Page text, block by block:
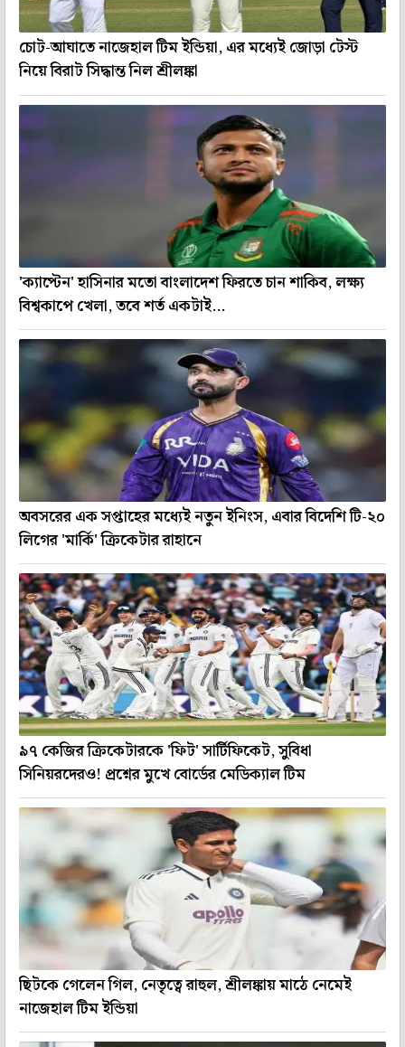
চোট-আঘাতে নাজেহাল টিম ইন্ডিয়া, এর মধ্যেই জোড়া টেস্ট
নিয়ে বিরাট সিদ্ধান্ত নিল শ্রীলঙ্কা
'ক্যাপ্টেন' হাসিনার মতো বাংলাদেশ ফিরতে চান শাকিব, লক্ষ্য
বিশ্বকাপে খেলা, তবে শর্ত একটাই...
অবসরের এক সপ্তাহের মধ্যেই নতুন ইনিংস, এবার বিদেশি টি-২০
লিগের 'মার্কি' ক্রিকেটার রাহানে
৯৭ কেজির ক্রিকেটারকে 'ফিট' সার্টিফিকেট, সুবিধা
সিনিয়রদেরও! প্রশ্নের মুখে বোর্ডের মেডিক্যাল টিম
ছিটকে গেলেন গিল, নেতৃত্বে রাহুল, শ্রীলঙ্কায় মাঠে নেমেই
নাজেহাল টিম ইন্ডিয়া